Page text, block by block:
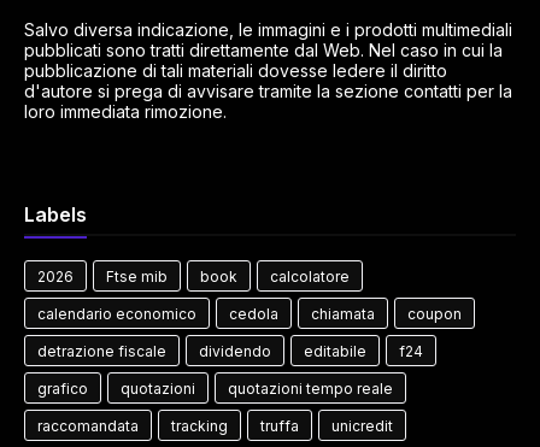
Salvo diversa indicazione, le immagini e i prodotti multimediali
pubblicati sono tratti direttamente dal Web. Nel caso in cui la
pubblicazione di tali materiali dovesse ledere il diritto
d'autore si prega di avvisare tramite la sezione contatti per la
loro immediata rimozione.
Labels
2026 Ftse mib book calcolatore
calendario economico cedola chiamata coupon
detrazione fiscale dividendo editabile f24
grafico quotazioni quotazioni tempo reale
raccomandata tracking truffa unicredit